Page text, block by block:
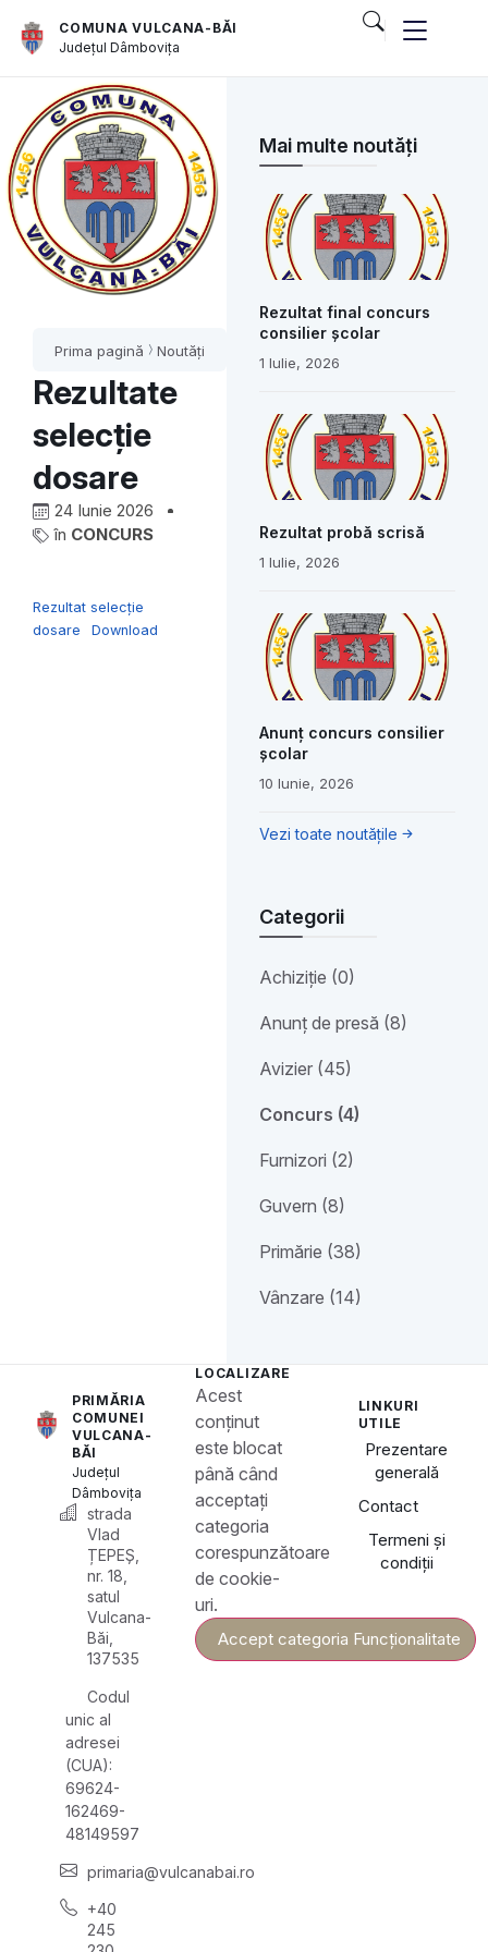
COMUNA VULCANA-BĂI
JudețulDâmbovița
Prima pagină Noutăți
Rezultate
selecție
dosare
24 Iunie 2026
în CONCURS
Rezultat selecție
dosare
Download
Mai multe noutăți
Rezultat final concurs
consilier școlar
1 Iulie, 2026
Rezultat probă scrisă
1 Iulie, 2026
Anunț concurs consilier
școlar
10 Iunie, 2026
Vezi toate noutățile
Categorii
Achiziție (0)
Anunț de presă (8)
Avizier (45)
Concurs (4)
Furnizori (2)
Guvern (8)
Primărie (38)
Vânzare (14)
PRIMĂRIA
COMUNEI
VULCANA-
BĂI
Județul
Dâmbovița
strada
Vlad
ȚEPEȘ,
nr. 18,
satul
Vulcana-
Băi,
137535
Codul
unic al
adresei
(CUA):
69624-
162469-
48149597
primaria@vulcanabai.ro
+40
245
LOCALIZARE
Acest
conținut
este blocat
până când
acceptați
categoria
corespunzătoare
de cookie-
uri.
Accept categoria Funcționalitate
LINKURI
UTILE
Prezentare
generală
Contact
Termeni și
condiții